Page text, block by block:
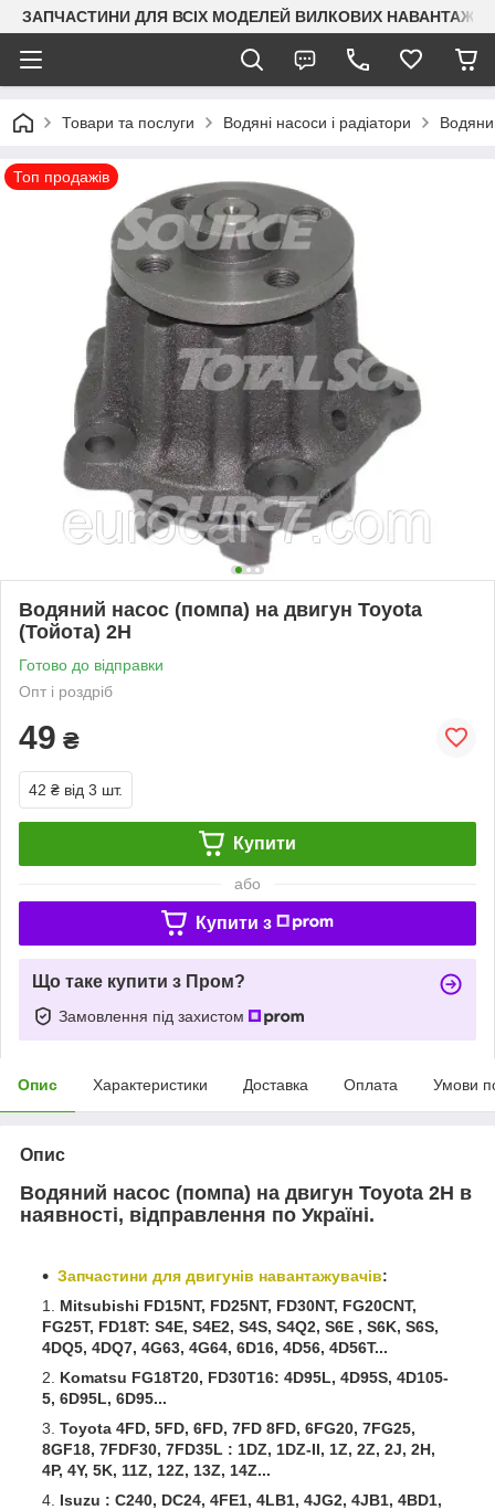
ЗАПЧАСТИНИ ДЛЯ ВСІХ МОДЕЛЕЙ ВИЛКОВИХ
Товари та послуги Водяні насоси і радіатори
Топ продажів
Водяний насос (помпа) на двигун Toyota
(Тойота) 2H
Готово до відправки
Опт і роздріб
49 ₴
42 ₴ від 3 шт.
Купити
або
Купити з
Що таке купити з Пром?
Замовлення під захистом
Опис Характеристики Доставка Оплата Умови
Опис
Водяний насос (помпа) на двигун Toyota 2H в
наявності, відправлення по Україні.
Запчастини для двигунів навантажувачів:
Mitsubishi FD15NT, FD25NT, FD30NT, FG20CNT,
FG25T, FD18T: S4E, S4E2, S4S, S4Q2, S6E , S6K, S6S,
4DQ5, 4DQ7, 4G63, 4G64, 6D16, 4D56, 4D56T...
Komatsu FG18T20, FD30T16: 4D95L, 4D95S, 4D105-
5, 6D95L, 6D95...
Toyota 4FD, 5FD, 6FD, 7FD 8FD, 6FG20, 7FG25,
8GF18, 7FDF30, 7FD35L : 1DZ, 1DZ-II, 1Z, 2Z, 2J, 2H,
4P, 4Y, 5K, 11Z, 12Z, 13Z, 14Z...
Isuzu : C240, DC24, 4FE1, 4LB1, 4JG2, 4JB1, 4BD1,